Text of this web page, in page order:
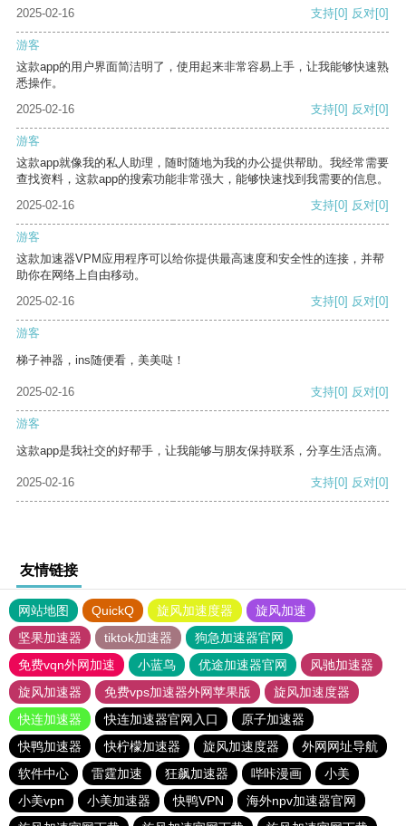
2025-02-16 支持[0] 反对[0]
游客
这款app的用户界面简洁明了，使用起来非常容易上手，让我能够快速熟
悉操作。
2025-02-16
支持[0] 反对[0]
游客
这款app就像我的私人助理，随时随地为我的办公提供帮助。我经常需要
查找资料，这款app的搜索功能非常强大，能够快速找到我需要的信息。
2025-02-16
支持[0] 反对[0]
游客
这款加速器VPM应用程序可以给你提供最高速度和安全性的连接，并帮
助你在网络上自由移动。
2025-02-16
支持[0] 反对[0]
游客
梯子神器，ins随便看，美美哒！
2025-02-16 支持[0] 反对[0]
游客
这款app是我社交的好帮手，让我能够与朋友保持联系，分享生活点滴。
2025-02-16 支持[0] 反对[0]
友情链接
网站地图 QuickQ 旋风加速度器
旋风加速
坚果加速器
tiktok加速器
狗急加速器官网
免费vqn外网加速
小蓝鸟 优途加速器官网
风驰加速器
旋风加速器
免费vps加速器外网苹果版
旋风加速度器
快连加速器
快连加速器官网入口
原子加速器
快鸭加速器
快柠檬加速器 旋风加速度器
外网网址导航
软件中心
雷霆加速 狂飙加速器 哔咔漫画
小美
小美vpn
小美加速器 快鸭VPN
海外npv加速器官网